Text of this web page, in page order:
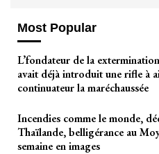
Most Popular
L’fondateur de la
avait déjà introduit une rifle à
continuateur la maréchaussée
Incendies comme le monde,
Thaïlande, belligérance au
semaine en images